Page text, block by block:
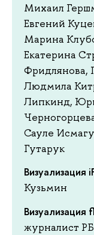
Михаил
Евгений
Марина
Екатерина
Фридлянова,
Людмила
Липкинд,
Сауле
Гутарук
Визуализация
Кузьмин
Визуализация
журналист